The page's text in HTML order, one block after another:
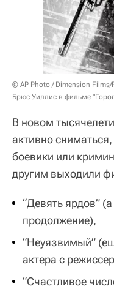
© AP Photo / Dimension Films/
Брюс Уиллис в фильме
В новом
активно
боевики или
другим выходили
“Девять ярдов”
продолжение),
“Неуязвимый”
актера с
“Счастливое